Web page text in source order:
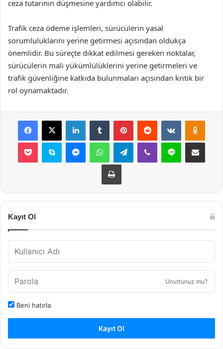
ceza tutarının düşmesine yardımcı olabilir.
Trafik ceza ödeme işlemleri, sürücülerin yasal
sorumluluklarını yerine getirmesi açısından oldukça
önemlidir. Bu süreçte dikkat edilmesi gereken noktalar,
sürücülerin mali yükümlülüklerini yerine getirmeleri ve
trafik güvenliğine katkıda bulunmaları açısından kritik bir
rol oynamaktadır.
Facebook
X LinkedInTumblr PinterestReddit VKontakte
Pocket Skype MessengerWhatsAppTelegramViber Line E-Posta ile
Yazdır
Kayıt Ol
Unuttunuz mu?
Beni hatırla
Kayıt Ol